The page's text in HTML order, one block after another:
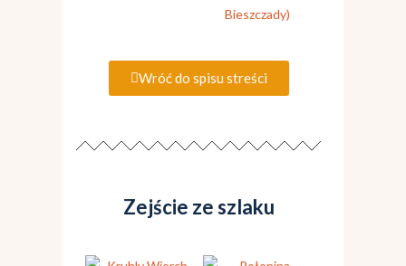
Wróć do spisu streści
Zejście ze szlaku